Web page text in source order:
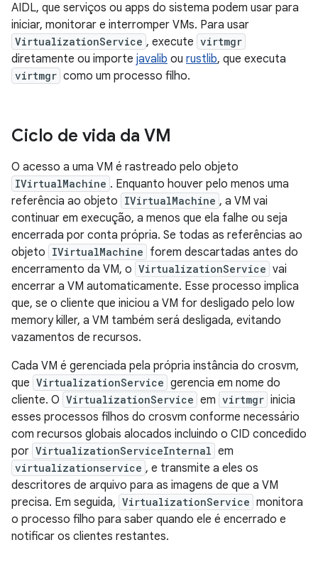
AIDL, que serviços ou apps do sistema podem usar para
iniciar, monitorar e interromper VMs. Para usar
VirtualizationService , execute virtmgr
diretamente ou importe javalib ou rustlib, que executa
virtmgr como um processo filho.
Ciclo de vida da VM
O acesso a uma VM é rastreado pelo objeto
IVirtualMachine . Enquanto houver pelo menos uma
referência ao objeto IVirtualMachine , a VM vai
continuar em execução, a menos que ela falhe ou seja
encerrada por conta própria. Se todas as referências ao
objeto IVirtualMachine forem descartadas antes do
encerramento da VM, o VirtualizationService vai
encerrar a VM automaticamente. Esse processo implica
que, se o cliente que iniciou a VM for desligado pelo low
memory killer, a VM também será desligada, evitando
vazamentos de recursos.
Cada VM é gerenciada pela própria instância do crosvm,
que VirtualizationService gerencia em nome do
cliente. O VirtualizationService em virtmgr inicia
esses processos filhos do crosvm conforme necessário
com recursos globais alocados incluindo o CID concedido
por VirtualizationServiceInternal em
virtualizationservice , e transmite a eles os
descritores de arquivo para as imagens de que a VM
precisa. Em seguida, VirtualizationService monitora
o processo filho para saber quando ele é encerrado e
notificar os clientes restantes.